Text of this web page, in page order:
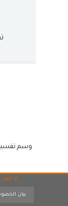
وسم
© 2007 - 2026
بيان